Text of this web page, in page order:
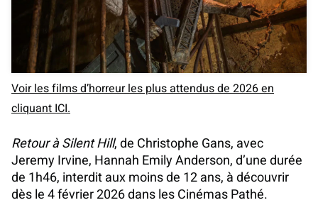
Voir les films d’horreur les plus attendus de 2026 en
cliquant ICI.
Retour à Silent Hill, de Christophe Gans, avec
Jeremy Irvine, Hannah Emily Anderson, d’une durée
de 1h46, interdit aux moins de 12 ans, à découvrir
dès le 4 février 2026 dans les Cinémas Pathé.